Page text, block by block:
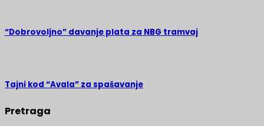
“Dobrovoljno” davanje plata za NBG tramvaj
Tajni kod “Avala” za spašavanje
Pretraga